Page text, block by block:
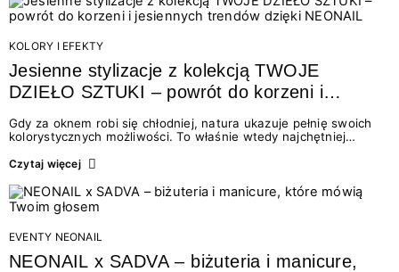
KOLORY I EFEKTY
Jesienne stylizacje z kolekcją TWOJE
DZIEŁO SZTUKI – powrót do korzeni i
Gdy za oknem robi się chłodniej, natura ukazuje pełnię swoich
kolorystycznych możliwości. To właśnie wtedy najchętniej
tej wyjątkowej pory roku. Ciepłe brązy, głębokie czerwienie,
Czytaj więcej
EVENTY NEONAIL
NEONAIL x SADVA – biżuteria i manicure,